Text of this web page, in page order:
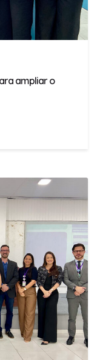
ampliar o